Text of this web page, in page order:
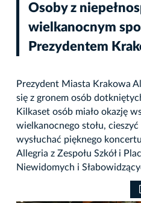
Osoby z
wielkanocnym
Prezydentem
Prezydent Miasta Krakowa
się z gronem osób
Kilkaset osób miało okazję
wielkanocnego stołu,
wysłuchać pięknego
Allegria z Zespołu Szkół i
Niewidomych i